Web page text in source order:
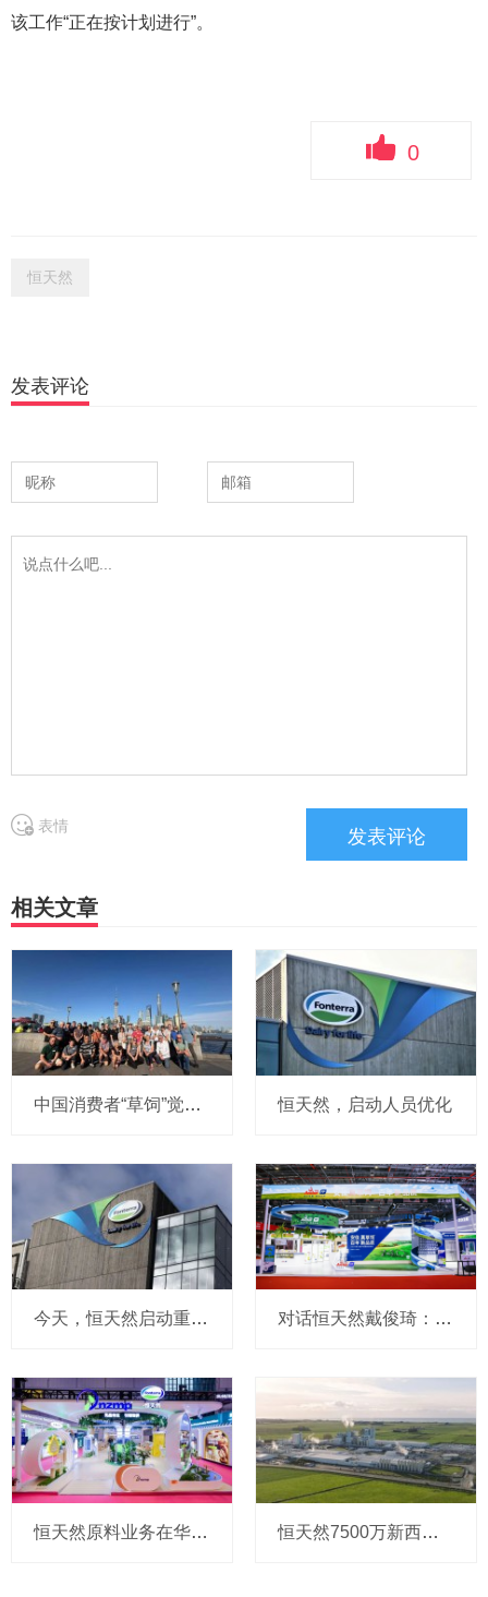
该工作“正在按计划进行”。
0
恒天然
发表评论
表情
相关文章
中国消费者“草饲”觉醒，恒天然奶农跨越南北半球“逆向溯源” 恒天然，启动人员优化
今天，恒天然启动重大架构调整：涉及大中华区市场，是新帅上任后首次“出招” 对话恒天然戴俊琦：安佳餐饮零售在华已成一个整体，中国是烘焙行业“风向标”，首发的草饲认证新品后续将扩大上市
恒天然原料业务在华推出最新策略，直击客户成本“痛点”，我们和原料业务大中华区负责人聊了聊 恒天然7500万新西兰元扩建黄油产能，投产后年增5万吨